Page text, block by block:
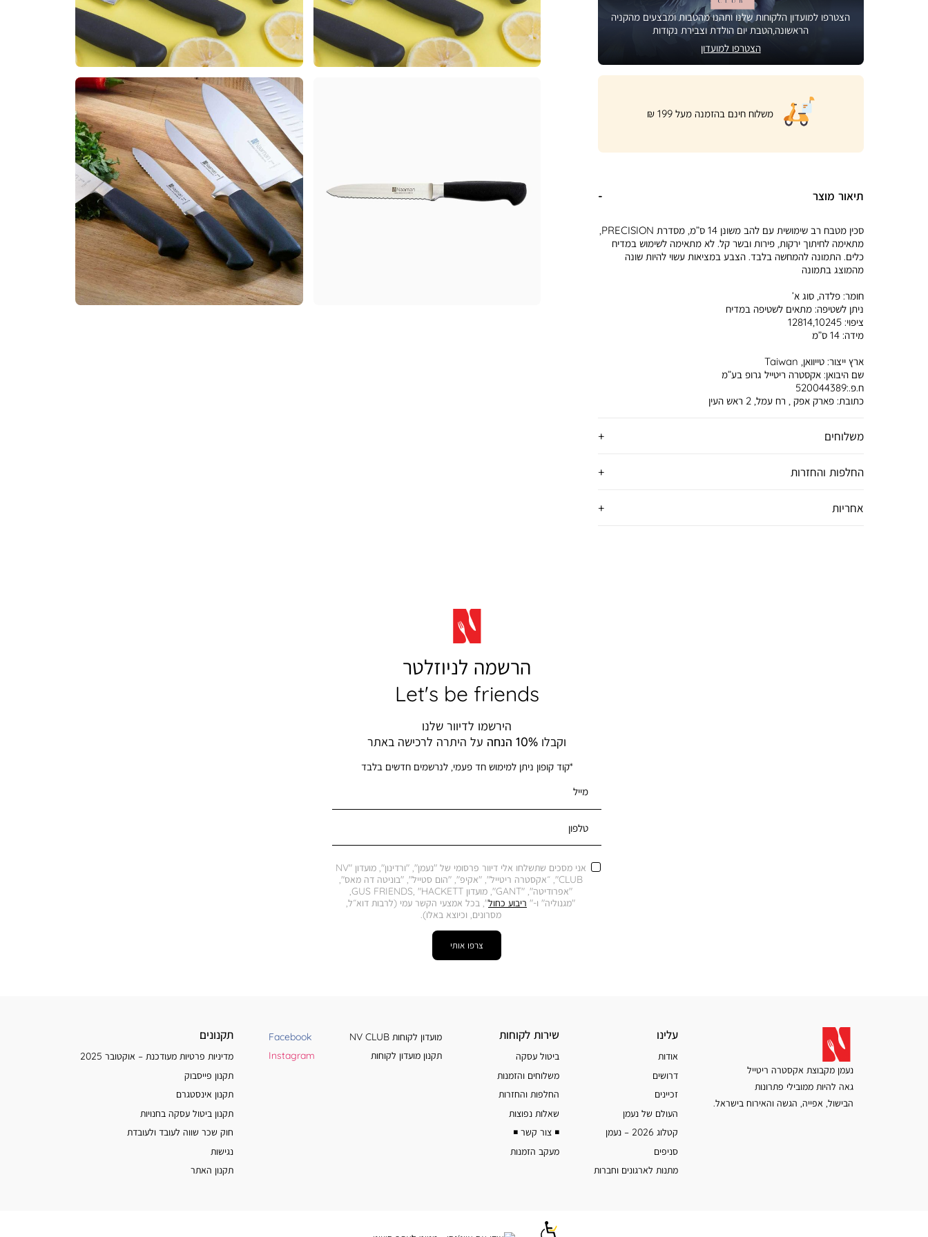
הצטרפו למועדון הלקוחות שלנו ותהנו מהטבות ומבצעים מהקניה
הראשונה,הטבת יום הולדת וצבירת נקודות
הצטרפו למועדון
|
product
page
banner
משלוח חינם בהזמנה מעל 199 ₪
תיאור מוצר
משלוחים
החלפות והחזרות
אחריות
סכין מטבח רב שימושית עם להב משונן 14 ס”מ, מסדרת PRECISION,
מתאימה לחיתוך ירקות, פירות ובשר קל. לא מתאימה לשימוש במדיח
כלים. התמונה להמחשה בלבד. הצבע במציאות עשוי להיות שונה
מהמוצג בתמונה
חומר:פלדה, סוג א’
ניתן לשטיפה:מתאים לשטיפה במדיח
ציפוי:12814,10245
מידה:14 ס”מ
ארץ ייצור:טייוואן, Taiwan
שם היבואן:אקסטרה ריטייל גרופ בע”מ
ח.פ.:520044389
כתובת:פארק אפק , רח עמל, 2 ראש העין
הרשמה לניוזלטר
Let's be friends
הירשמו לדיוור שלנו
וקבלו 10% הנחה על היתרה לרכישה באתר
*קוד קופון ניתן למימוש חד פעמי, לנרשמים חדשים בלבד
מייל
טלפון
אני מסכים שתשלחו אלי דיוור פרסומי של "נעמן", "ורדינון", מועדון "NV
CLUB", ״אקסטרה ריטייל", "אקיפ", "הום סטייל", "בוניטה דה מאס",
"מגנוליה" ו-" ריבוע כחול", בכל אמצעי הקשר עמי (לרבות דוא״ל,
מסרונים, וכיוצא באלו).
צרפו אותי
נעמן מקבוצת אקסטרה ריטייל
גאה להיות ממובילי פתרונות
הבישול, אפייה, הגשה והאירוח בישראל.
עלינו
עלינו
אודות
דרושים
זכיינים
העולם של נעמן
קטלוג 2026 – נעמן
סניפים
מתנות לארגונים וחברות
שירות
שירות לקוחות
ביטול עסקה
משלוחים והזמנות
החלפות והחזרות
שאלות נפוצות
◾️ צור קשר ◾️
מעקב הזמנות
מידע
נוסף
מועדון לקוחות NV CLUB
תקנון מועדון לקוחות
Facebook
Instagram
תקנונים
מדיניות פרטיות מעודכנת – אוקטובר 2025
תקנון פייסבוק
תקנון אינסטגרם
תקנון ביטול עסקה בחנויות
חוק שכר שווה לעובד ולעובדת
נגישות
תקנון האתר